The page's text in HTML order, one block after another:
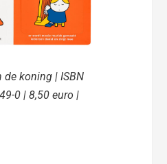
de koning | ISBN
0 | 8,50 euro |